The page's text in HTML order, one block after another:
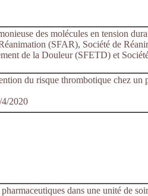
des molécules en tension
(SFAR), Société de
de la Douleur (SFETD) et
du risque thrombotique chez un
2020
dans une unité de